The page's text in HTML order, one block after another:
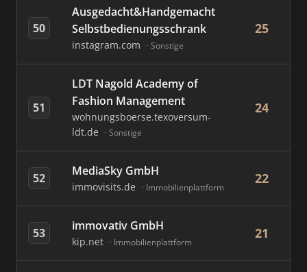
50
Ausgedacht&Handgemacht
Selbstbedienungsschrank
instagram.com Sonstige
25
51
LDT Nagold Academy of
Fashion Management
wohnungsboerse.texoversum-
ldt.de
Sonstige
24
52 MediaSky GmbH
immovisits.de Immobilienplattform
22
53 immovativ GmbH
kip.net Immobilienplattform
21